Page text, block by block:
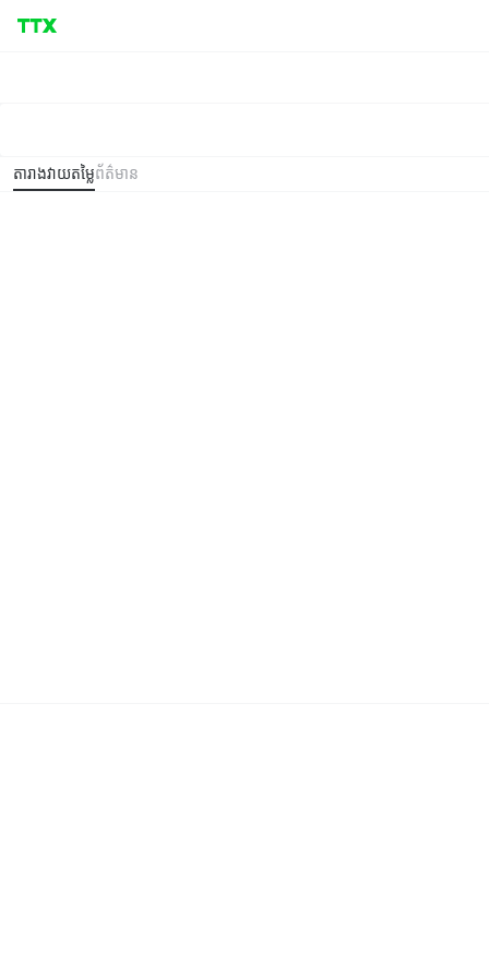
តារាងវាយតម្លៃព័ត៌មាន